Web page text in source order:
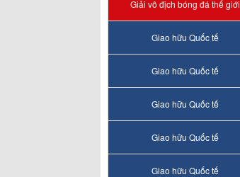
Giải vô địch bóng đá thế giới
Giao hữu Quốc tế
Giao hữu Quốc tế
Giao hữu Quốc tế
Giao hữu Quốc tế
Giao hữu Quốc tế